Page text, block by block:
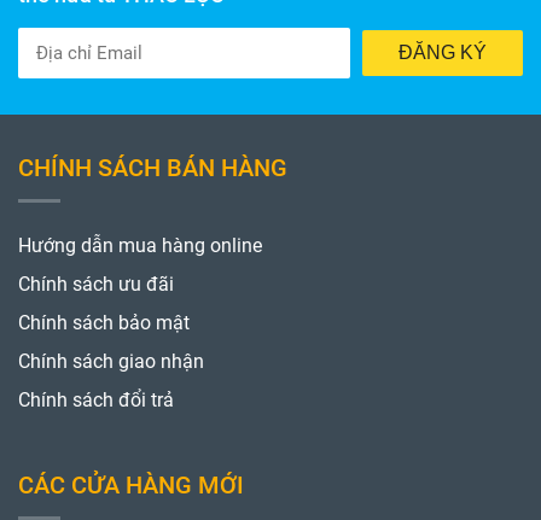
ĐĂNG KÝ
CHÍNH SÁCH BÁN HÀNG
Hướng dẫn mua hàng online
Chính sách ưu đãi
Chính sách bảo mật
Chính sách giao nhận
Chính sách đổi trả
CÁC CỬA HÀNG MỚI